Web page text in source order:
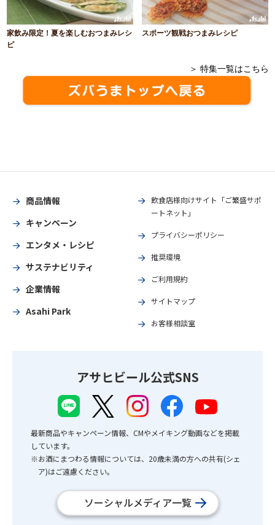
家飲み限定！夏を楽しむおつまみレシ
ピ
スポーツ観戦おつまみレシピ
＞ 特集一覧はこちら
商品情報
キャンペーン
エンタメ・レシピ
サステナビリティ
企業情報
Asahi Park
飲食店様向けサイト「ご繁盛サポ
ートネット」
プライバシーポリシー
推奨環境
ご利用規約
サイトマップ
お客様相談室
アサヒビール公式SNS
最新商品やキャンペーン情報、CMやメイキング動画などを掲載
しています。
※お酒にまつわる情報については、20歳未満の方への共有(シェ
ア)はご遠慮ください。
ソーシャルメディア一覧